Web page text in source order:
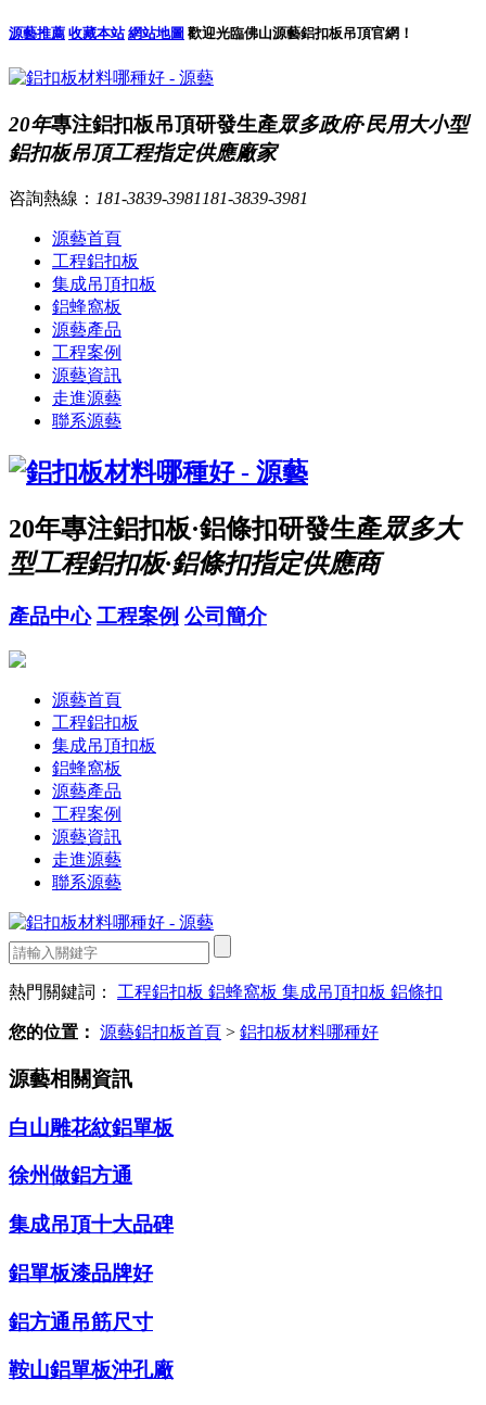
源藝推薦 收藏本站 網站地圖 歡迎光臨佛山源藝鋁扣板吊頂官網！
20年專注鋁扣板吊頂研發生產眾多政府·民用大小型
鋁扣板吊頂工程指定供應廠家
咨詢熱線： 181-3839-3981 181-3839-3981
源藝首頁
工程鋁扣板
集成吊頂扣板
鋁蜂窩板
源藝產品
工程案例
源藝資訊
走進源藝
聯系源藝
20年專注鋁扣板·鋁條扣研發生產眾多大
型工程鋁扣板·鋁條扣指定供應商
產品中心 工程案例 公司簡介
源藝首頁
工程鋁扣板
集成吊頂扣板
鋁蜂窩板
源藝產品
工程案例
源藝資訊
走進源藝
聯系源藝
熱門關鍵詞： 工程鋁扣板 鋁蜂窩板 集成吊頂扣板 鋁條扣
您的位置： 源藝鋁扣板首頁 > 鋁扣板材料哪種好
源藝相關資訊
白山雕花紋鋁單板
徐州做鋁方通
集成吊頂十大品碑
鋁單板漆品牌好
鋁方通吊筋尺寸
鞍山鋁單板沖孔廠